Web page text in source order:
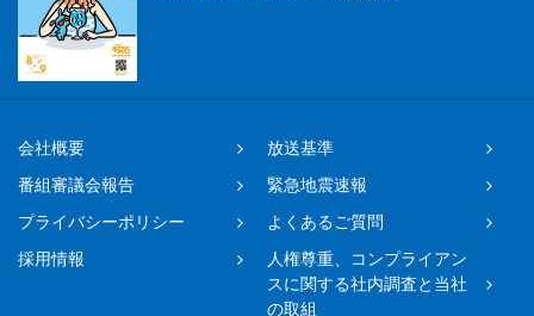
会社概要
放送基準
番組審議会報告
緊急地震速報
プライバシーポリシー
よくあるご質問
採用情報
人権尊重、コンプライアン
スに関する社内調査と当社
の取組